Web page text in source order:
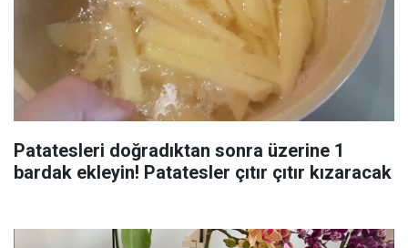
Patatesleri doğradıktan sonra üzerine 1
bardak ekleyin! Patatesler çıtır çıtır kızaracak